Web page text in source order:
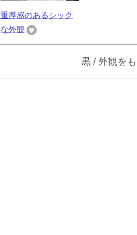
重厚感のあるシック
な外観
黒 / 外観を